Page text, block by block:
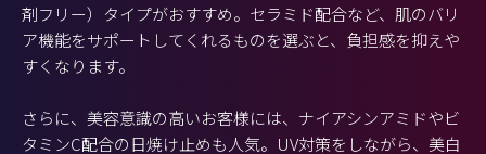
剤フリー）タイプがおすすめ。セラミド配合など、肌のバリ
ア機能をサポートしてくれるものを選ぶと、負担感を抑えや
すくなります。
さらに、美容意識の高いお客様には、ナイアシンアミドやビ
タミンC配合の日焼け止めも人気。UV対策をしながら、美白